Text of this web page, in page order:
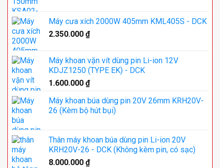
Máy cưa xích 2000W 405mm KML405S - DCK
2.350.000 ₫
Máy khoan vặn vít dùng pin Li-ion 12V
KDJZ1250 (TYPE EK) - DCK
1.600.000 ₫
Máy khoan búa dùng pin 20V 26mm KRH20V-
26 (Kèm bộ hút bụi)
Thân máy khoan búa dùng pin Li-ion 20V
KRH20V-26 - DCK (Không kèm pin, có sạc)
8.000.000 ₫